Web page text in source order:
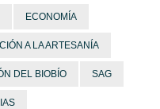
ECONOMÍA
A LA ARTESANÍA
DEL BIOBÍO SAG